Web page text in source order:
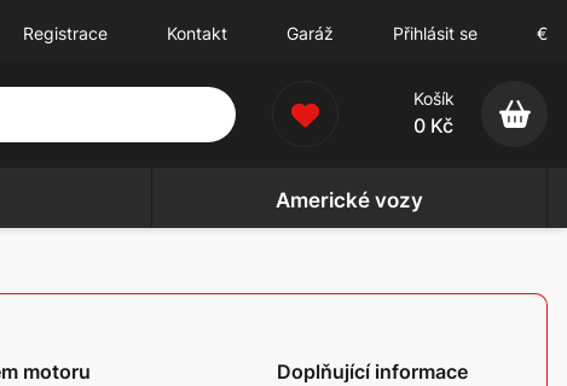
Registrace Kontakt Garáž Přihlásit se €
Košík
0 Kč
Americké vozy
motoru Doplňující informace